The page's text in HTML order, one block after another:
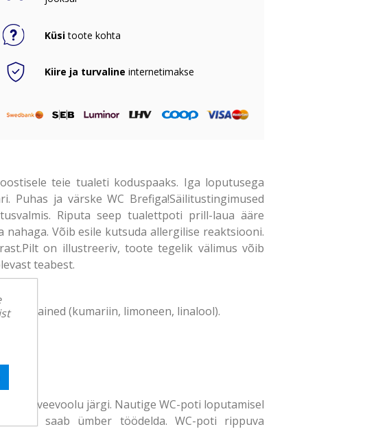
Küsitoote kohta
Kiire ja turvaline internetimakse
teie tualeti koduspaaks. Iga loputusega
Puhas ja värske WC Brefiga!Säilitustingimused
Riputa seep tualettpoti prill-laua ääre
Võib esile kutsuda allergilise reaktsiooni.
on illustreeriv, toote tegelik välimus võib
teabest.
lõhnaained (kumariin, limoneen, linalool).
veevoolu järgi. Nautige WC-poti loputamisel
saab ümber töödelda. WC-poti rippuva